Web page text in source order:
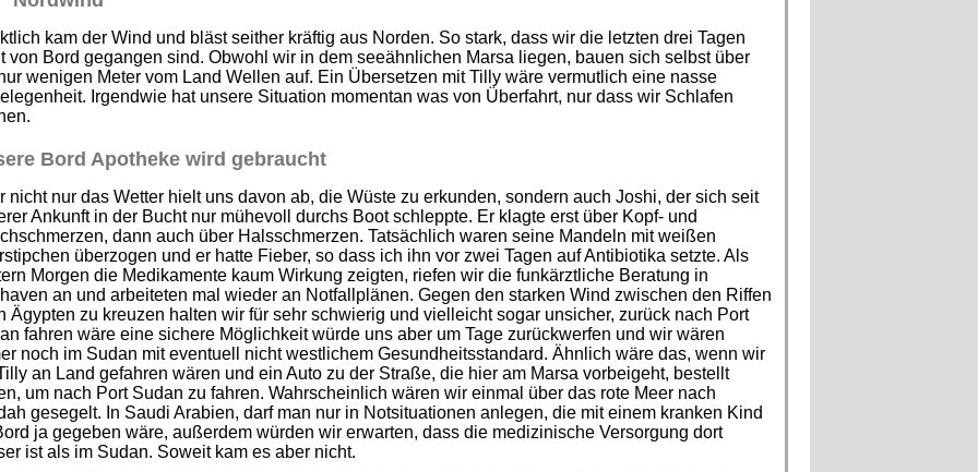
kam der Wind und bläst seither kräftig aus Norden. So stark, dass wir die letzten drei Tagen
von Bord gegangen sind. Obwohl wir in dem seeähnlichen Marsa liegen, bauen sich selbst über
wenigen Meter vom Land Wellen auf. Ein Übersetzen mit Tilly wäre vermutlich eine nasse
Irgendwie hat unsere Situation momentan was von Überfahrt, nur dass wir Schlafen
Bord Apotheke wird gebraucht
nicht nur das Wetter hielt uns davon ab, die Wüste zu erkunden, sondern auch Joshi, der sich seit
Ankunft in der Bucht nur mühevoll durchs Boot schleppte. Er klagte erst über Kopf- und
dann auch über Halsschmerzen. Tatsächlich waren seine Mandeln mit weißen
überzogen und er hatte Fieber, so dass ich ihn vor zwei Tagen auf Antibiotika setzte. Als
Morgen die Medikamente kaum Wirkung zeigten, riefen wir die funkärztliche Beratung in
an und arbeiteten mal wieder an Notfallplänen. Gegen den starken Wind zwischen den Riffen
Ägypten zu kreuzen halten wir für sehr schwierig und vielleicht sogar unsicher, zurück nach Port
fahren wäre eine sichere Möglichkeit würde uns aber um Tage zurückwerfen und wir wären
noch im Sudan mit eventuell nicht westlichem Gesundheitsstandard. Ähnlich wäre das, wenn wir
an Land gefahren wären und ein Auto zu der Straße, die hier am Marsa vorbeigeht, bestellt
um nach Port Sudan zu fahren. Wahrscheinlich wären wir einmal über das rote Meer nach
gesegelt. In Saudi Arabien, darf man nur in Notsituationen anlegen, die mit einem kranken Kind
ja gegeben wäre, außerdem würden wir erwarten, dass die medizinische Versorgung dort
ist als im Sudan. Soweit kam es aber nicht.